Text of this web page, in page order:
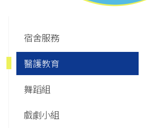
navigation
宿舍服務
醫護教育
舞蹈組
戲劇小組